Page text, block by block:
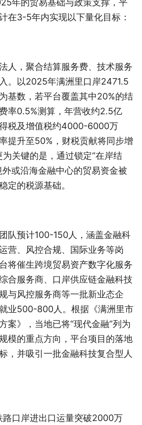
在3-5年内实现以下量化目标：
人，聚合结算服务费、技术服务
。以2025年满洲里口岸2471.5
基数，若平台覆盖其中20%的结
率0.5%测算，年营收约2.5亿
税及增值税约4000-6000万
提升至50%，财税贡献将同步增
关键的是，通过锁定“在岸结
或沿海金融中心的贸易资金被
定的税源基础。
队预计100-150人，涵盖金融科
营、风控合规、国际业务等岗
将催生跨境贸易资产数字化服务
合服务商、口岸供应链金融科技
与风控服务商等一批新业态企
业500-800人。根据《满洲里市
案》，当地已将“现代金融”列为
模的重点方向，平台项目的落地
，并吸引一批金融科技复合型人
口岸进出口运量突破2000万